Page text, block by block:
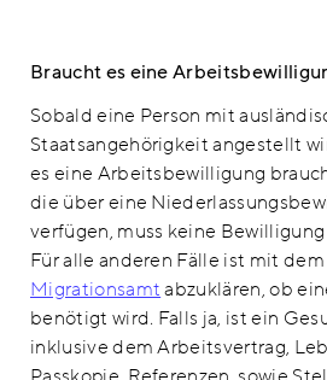
Braucht es eine
Sobald eine Person mit
Staatsangehörigkeit angestellt
es eine Arbeitsbewilligung
die über eine
verfügen, muss keine
Für alle anderen Fälle ist mit
Migrationsamtabzuklären, ob
benötigt wird. Falls ja, ist ein
inklusive dem Arbeitsvertrag,